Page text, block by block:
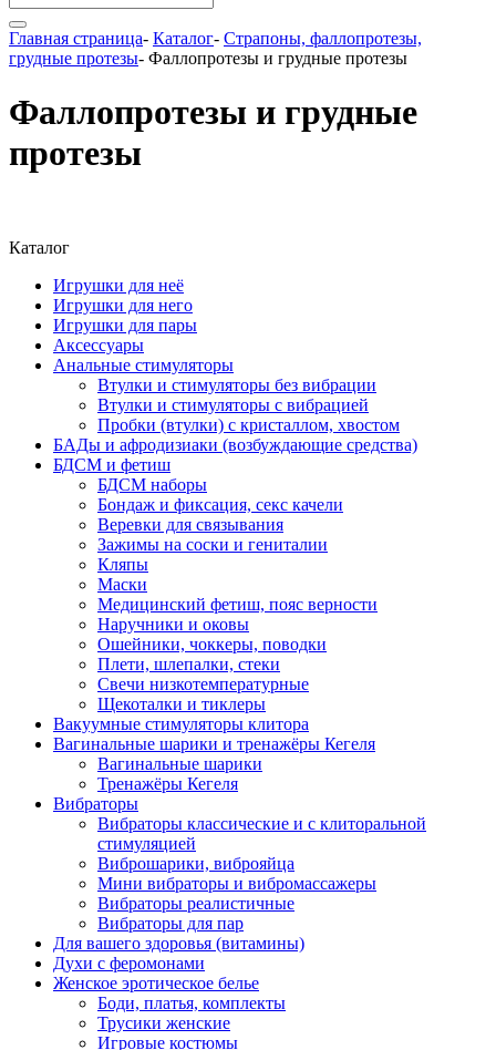
Главная страница- Каталог- Страпоны, фаллопротезы,
грудные протезы- Фаллопротезы и грудные протезы
Фаллопротезы и грудные
протезы
Каталог
Игрушки для неё
Игрушки для него
Игрушки для пары
Аксессуары
Анальные стимуляторы
Втулки и стимуляторы без вибрации
Втулки и стимуляторы с вибрацией
Пробки (втулки) с кристаллом, хвостом
БАДы и афродизиаки (возбуждающие средства)
БДСМ и фетиш
БДСМ наборы
Бондаж и фиксация, секс качели
Веревки для связывания
Зажимы на соски и гениталии
Кляпы
Маски
Медицинский фетиш, пояс верности
Наручники и оковы
Ошейники, чоккеры, поводки
Плети, шлепалки, стеки
Свечи низкотемпературные
Щекоталки и тиклеры
Вакуумные стимуляторы клитора
Вагинальные шарики и тренажёры Кегеля
Вагинальные шарики
Тренажёры Кегеля
Вибраторы
Вибраторы классические и с клиторальной
стимуляцией
Виброшарики, виброяйца
Мини вибраторы и вибромассажеры
Вибраторы реалистичные
Вибраторы для пар
Для вашего здоровья (витамины)
Духи с феромонами
Женское эротическое белье
Боди, платья, комплекты
Трусики женские
Игровые костюмы